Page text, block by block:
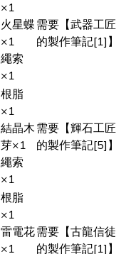
×1
火星蝶
×1
繩索
×1
需要【武器工匠
的製作筆記[1]】
根脂
×1
結晶木
芽×1
繩索
×1
需要【輝石工匠
的製作筆記[5]】
根脂
×1
雷電花
×1
需要【古龍信徒
的製作筆記[1]】